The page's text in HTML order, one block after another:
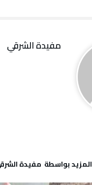
مفيدة الشرقي
‫‫المزيد بواسطة‬ ‬ مفيدة